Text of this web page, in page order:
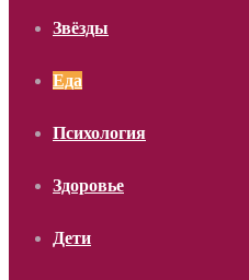
Звёзды
Еда
Психология
Здоровье
Дети